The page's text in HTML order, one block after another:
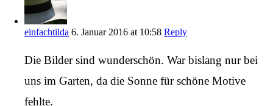
einfachtilda 6. Januar 2016 at 10:58 Reply
Die Bilder sind wunderschön. War bislang nur bei
uns im Garten, da die Sonne für schöne Motive
fehlte.